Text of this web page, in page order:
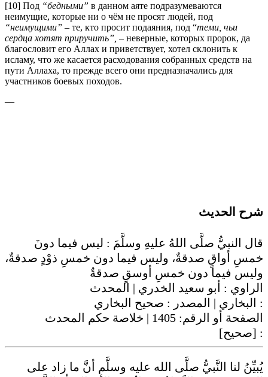
[10] Под “бедными” в данном аяте подразумеваются
неимущие, которые ни о чём не просят людей, под
“неимущими” – те, кто просит подаяния, под “теми, чьи
сердца хотят приручить”, – неверные, которых пророк, да
благословит его Аллах и приветствует, хотел склонить к
исламу, что же касается расходования собранных средств на
пути Аллаха, то прежде всего они предназначались для
участников боевых походов.
—
شرح الحديث
قال النبيُّ صلَّى اللهُ عليهِ وسلَّمَ : ليس فيما دونَ
خمسِ أواقٍ صدقةٌ، وليس فيما دون خمسِ ذوْدٍ صدقةٌ،
وليس فيما دون خمسِ أوسقٍ صدقةٌ
الراوي : أبو سعيد الخدري | المحدث
: البخاري | المصدر : صحيح البخاري
الصفحة أو الرقم: 1405 | خلاصة حكم المحدث
: [صحيح]
يُبيِّنُ لنا النَّبيُّ صلَّى الله عليه وسلَّم أنَّ ما زاد على